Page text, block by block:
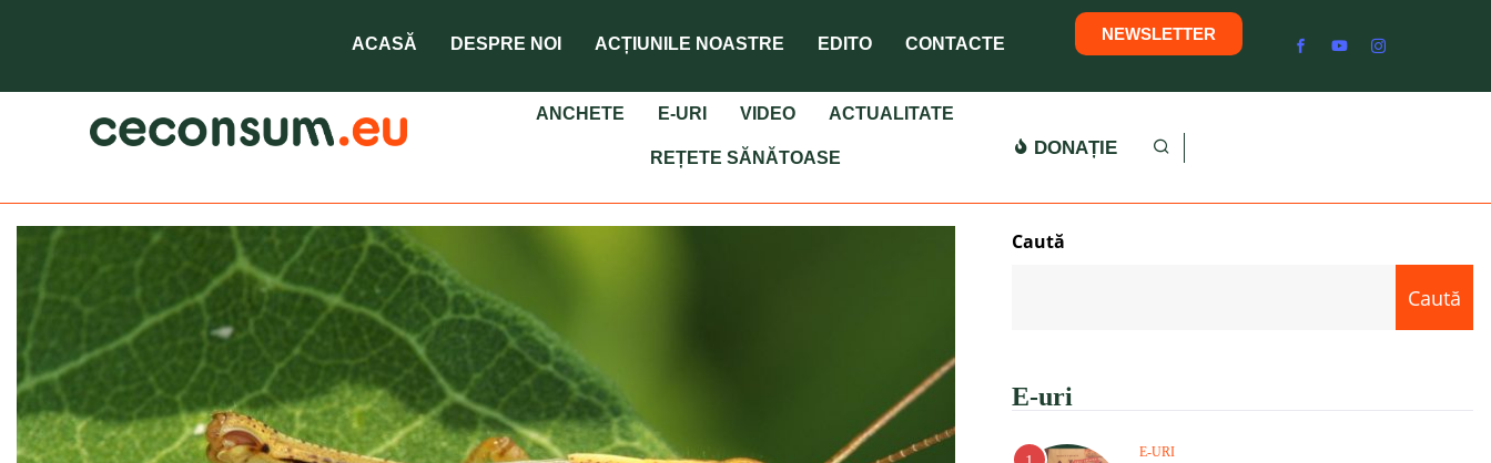
ACASĂ DESPRE NOI ACȚIUNILE NOASTRE EDITO CONTACTE
NEWSLETTER
ANCHETE E-URI VIDEO ACTUALITATE
REȚETE SĂNĂTOASE DONAȚIE
Caută
Caută
E-uri
E-URI